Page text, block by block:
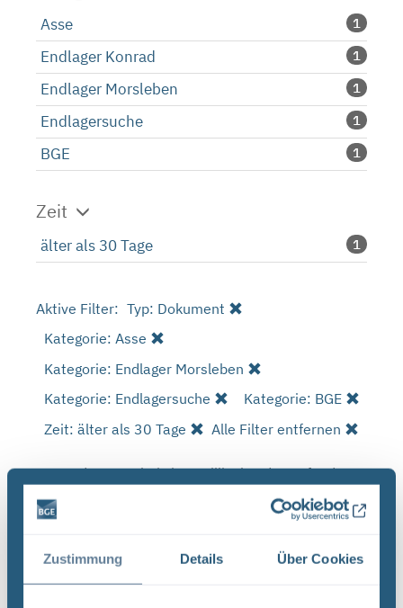
Zustimmung Details Über Cookies
Asse 1
Endlager Konrad 1
Endlager Morsleben 1
Endlagersuche 1
BGE 1
Zeit
älter als 30 Tage 1
Aktive Filter: Typ: Dokument
Kategorie: Asse
Kategorie: Endlager Morsleben
Kategorie: Endlagersuche
Kategorie: BGE
Zeit: älter als 30 Tage
Alle Filter entfernen
Es wurde 1 Ergebnis in 4 Millisekunden gefunden.
1